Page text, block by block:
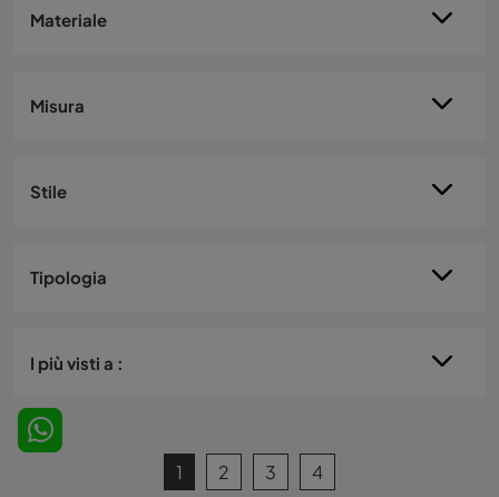
Materiale
Misura
Stile
Tipologia
I più visti a :
1 2 3 4